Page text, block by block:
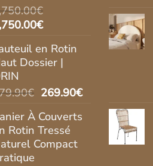
€
:
€Le
actuel
est :
en Rotin
Dossier |
€ Le
initial
était :
279.90€.
269.90€Le
actuel
269.90€.
À Couverts
Rotin Tressé
Compact